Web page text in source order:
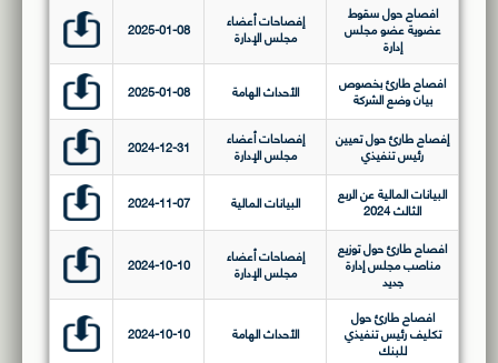
افصاح حول سقوط
عضوية عضو مجلس
إدارة
إفصاحات أعضاء
مجلس الإدارة 2025-01-08
افصاح طارئ بخصوص
بيان وضع الشركة الأحداث الهامة 2025-01-08
إفصاح طارئ حول تعيين
رئيس تنفيذي
إفصاحات أعضاء
مجلس الإدارة 2024-12-31
البيانات المالية عن الربع
الثالث 2024 البيانات المالية 2024-11-07
افصاح طارئ حول توزيع
مناصب مجلس إدارة
جديد
إفصاحات أعضاء
مجلس الإدارة 2024-10-10
افصاح طارئ حول
تكليف رئيس تنفيذي
للبنك
الأحداث الهامة 2024-10-10